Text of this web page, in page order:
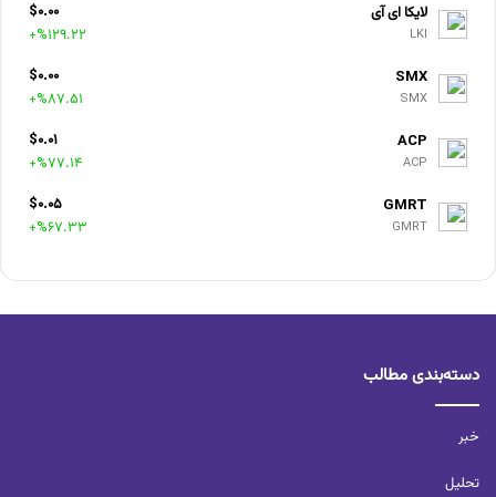
لایکا ای آی
LKI
$0.00
+%129.22
SMX
SMX
$0.00
+%87.51
ACP
ACP
$0.01
+%77.14
GMRT
GMRT
$0.05
+%67.33
دسته‌بندی مطالب
خبر
تحلیل‌